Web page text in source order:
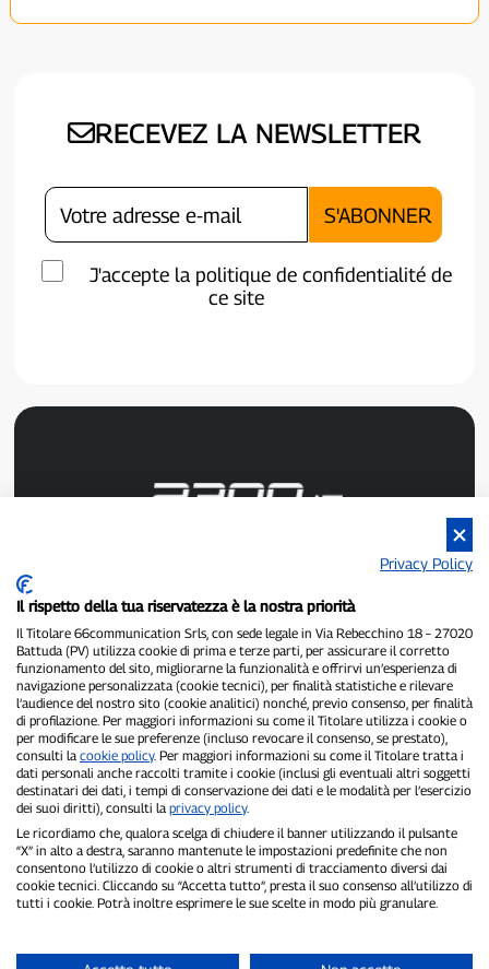
RECEVEZ LA NEWSLETTER
J'accepte la politique de confidentialité de
ce site
Pavie.
Propriétaire et éditeur :66communication Srls- Numéro de TVA :
02798890188.
Rédacteur en chef :Alessandro Secchi- Rédacteur adjoint :Federico
Benedusi.
Politique de confidentialité-Politique relative aux cookies
« Si c'est vraiment arrivé, vous le trouverez sur P300.it »
Copyright © P300.it 2012-2026
Privacy Policy
Il rispetto della tua riservatezza è la nostra priorità
Il Titolare 66communication Srls, con sede legale in Via Rebecchino 18 – 27020
Battuda (PV) utilizza cookie di prima e terze parti, per assicurare il corretto
funzionamento del sito, migliorarne la funzionalità e offrirvi un’esperienza di
navigazione personalizzata (cookie tecnici), per finalità statistiche e rilevare
l’audience del nostro sito (cookie analitici) nonché, previo consenso, per finalità
di profilazione. Per maggiori informazioni su come il Titolare utilizza i cookie o
per modificare le sue preferenze (incluso revocare il consenso, se prestato),
consulti la cookie policy. Per maggiori informazioni su come il Titolare tratta i
dati personali anche raccolti tramite i cookie (inclusi gli eventuali altri soggetti
destinatari dei dati, i tempi di conservazione dei dati e le modalità per l’esercizio
dei suoi diritti), consulti la privacy policy.
Le ricordiamo che, qualora scelga di chiudere il banner utilizzando il pulsante
“X” in alto a destra, saranno mantenute le impostazioni predefinite che non
consentono l’utilizzo di cookie o altri strumenti di tracciamento diversi dai
cookie tecnici. Cliccando su “Accetta tutto”, presta il suo consenso all’utilizzo di
tutti i cookie. Potrà inoltre esprimere le sue scelte in modo più granulare.